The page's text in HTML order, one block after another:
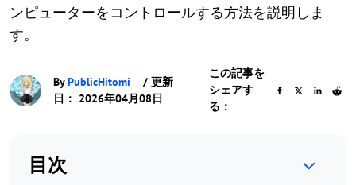
ンピューターをコントロールする方法を説明しま
す。
ByPublicHitomi
/ 更新
日： 2026年04月08日
この記事を
シェアす
る：
目次